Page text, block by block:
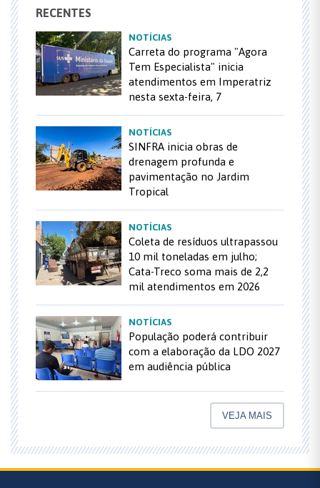
RECENTES
NOTÍCIAS
Carreta do programa "Agora
Tem Especialista" inicia
atendimentos em Imperatriz
nesta sexta-feira, 7
NOTÍCIAS
SINFRA inicia obras de
drenagem profunda e
pavimentação no Jardim
Tropical
NOTÍCIAS
Coleta de resíduos ultrapassou
10 mil toneladas em julho;
Cata-Treco soma mais de 2,2
mil atendimentos em 2026
NOTÍCIAS
População poderá contribuir
com a elaboração da LDO 2027
em audiência pública
VEJA MAIS